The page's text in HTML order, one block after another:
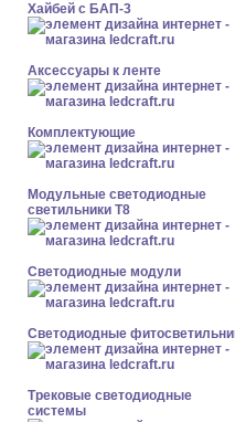
Хайбей с БАП-3
Аксессуары к ленте
Комплектующие
Модульные светодиодные
светильники Т8
Светодиодные модули
Светодиодные
Трековые светодиодные
системы